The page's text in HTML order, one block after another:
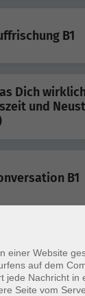
B1
Dich
und
B1
einer Website
auf dem
jede Nachricht in
Seite vom